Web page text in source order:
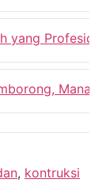
yang
Mana
, kontruksi